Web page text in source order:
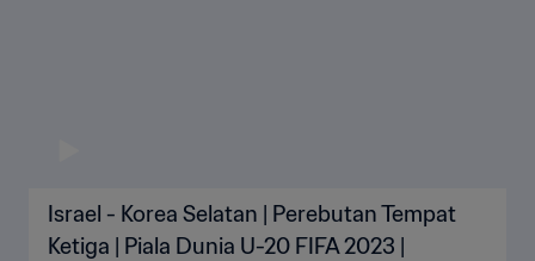
Israel - Korea Selatan | Perebutan Tempat
Ketiga | Piala Dunia U-20 FIFA 2023 |